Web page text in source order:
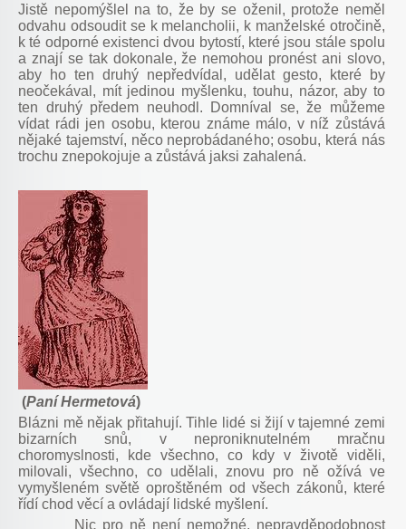
Jistě nepomýšlel na to, že by se oženil, protože neměl
odvahu odsoudit se k melancholii, k manželské otročině,
k té odporné existenci dvou bytostí, které jsou stále spolu
a znají se tak dokonale, že nemohou pronést ani slovo,
aby ho ten druhý nepředvídal, udělat gesto, které by
neočekával, mít jedinou myšlenku, touhu, názor, aby to
ten druhý předem neuhodl. Domníval se, že můžeme
vídat rádi jen osobu, kterou známe málo, v níž zůstává
nějaké tajemství, něco neprobádaného; osobu, která nás
trochu znepokojuje a zůstává jaksi zahalená.
(Paní Hermetová)
Blázni mě nějak přitahují. Tihle lidé si žijí v tajemné zemi
bizarních snů, v neproniknutelném mračnu
choromyslnosti, kde všechno, co kdy v životě viděli,
milovali, všechno, co udělali, znovu pro ně ožívá ve
vymyšleném světě oproštěném od všech zákonů, které
řídí chod věcí a ovládají lidské myšlení.
Nic pro ně není nemožné, nepravděpodobnost